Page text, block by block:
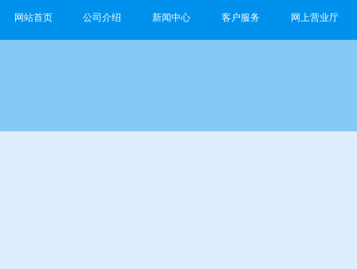
网站首页 公司介绍 新闻中心 客户服务 网上营业厅